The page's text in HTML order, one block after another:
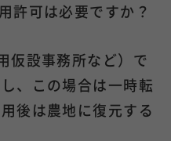
許可は必要ですか？
仮設事務所など）で
、この場合は一時転
後は農地に復元する